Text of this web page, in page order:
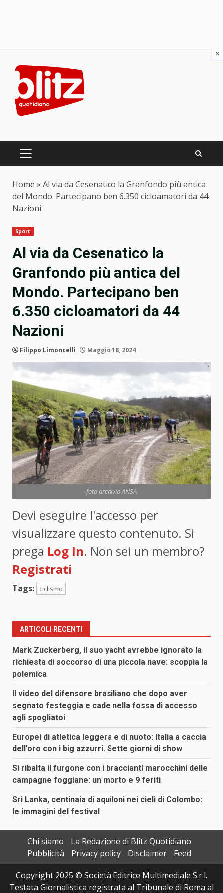
content
PRIMARY
Home » Al via da Cesenatico la Granfondo più antica
del Mondo. Partecipano ben 6.350 cicloamatori da 44
Nazioni
Sport
Al via da Cesenatico la
Granfondo più antica del
Mondo. Partecipano ben
6.350 cicloamatori da 44
Nazioni
Filippo Limoncelli Maggio 18, 2024
foto archivio ANSA
Devi eseguire l'accesso per
visualizzare questo contenuto. Si
prega Log In. Non sei un membro?
Registrati
Tags: ciclismo
ARTICOLI RECENTI
Mark Zuckerberg, il suo yacht avrebbe ignorato la
richiesta di soccorso di una piccola nave: scoppia la
polemica
Il video del difensore brasiliano che dopo aver
segnato festeggia e cade nella fossa di accesso
agli spogliatoi
Europei di atletica leggera e di nuoto: Italia a caccia
dell’oro con i big azzurri. Sette giorni di show
Si ribalta il furgone con i braccianti marocchini delle
campagne foggiane: un morto e 9 feriti
Sri Lanka, centinaia di aquiloni nei cieli di Colombo:
le immagini del festival
Chi siamo
La Redazione di Blitz Quotidiano
Pubblicità
Privacy policy Disclaimer
Feed
Copyright 2025 © Società Editrice Multimediale S.r.l.
Testata Giornalistica registrata al Tribunale di Roma al
×